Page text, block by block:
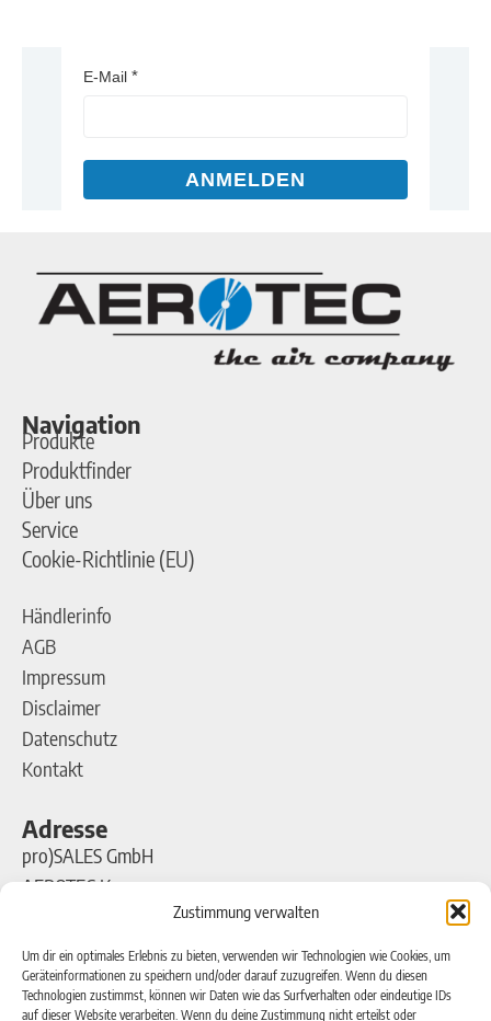
Zustimmung verwalten
Um dir ein optimales Erlebnis zu bieten, verwenden wir Technologien wie Cookies, um
Geräteinformationen zu speichern und/oder darauf zuzugreifen. Wenn du diesen
Technologien zustimmst, können wir Daten wie das Surfverhalten oder eindeutige IDs
auf dieser Website verarbeiten. Wenn du deine Zustimmung nicht erteilst oder
E-Mail
ANMELDEN
Navigation
Produkte
Produktfinder
Über uns
Service
Cookie-Richtlinie (EU)
Händlerinfo
AGB
Impressum
Disclaimer
Datenschutz
Kontakt
Adresse
pro)SALES GmbH
AEROTEC Kompressoren
Ferdinand-Porsche-Straße 16
63500 Seligenstadt